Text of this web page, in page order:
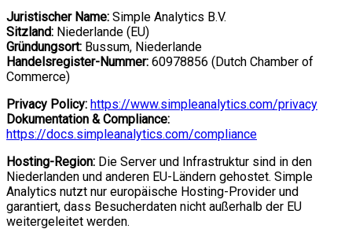
Juristischer Name: Simple Analytics B.V.
Sitzland: Niederlande (EU)
Gründungsort: Bussum, Niederlande
Handelsregister-Nummer: 60978856 (Dutch Chamber of
Commerce)
Privacy Policy: https://www.simpleanalytics.com/privacy
Dokumentation & Compliance:
https://docs.simpleanalytics.com/compliance
Hosting-Region: Die Server und Infrastruktur sind in den
Niederlanden und anderen EU-Ländern gehostet. Simple
Analytics nutzt nur europäische Hosting-Provider und
garantiert, dass Besucherdaten nicht außerhalb der EU
weitergeleitet werden.